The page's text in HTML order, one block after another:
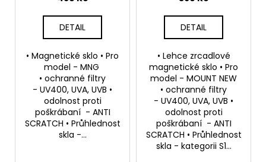
DETAIL
• Magnetické sklo • Pro
model - MNG
• ochranné filtry
- UV400, UVA, UVB •
odolnost proti
poškrábaní - ANTI
SCRATCH • Průhlednost
skla -...
DETAIL
• Lehce zrcadlové
magnetické sklo • Pro
model - MOUNT NEW
• ochranné filtry
- UV400, UVA, UVB •
odolnost proti
poškrábaní - ANTI
SCRATCH • Průhlednost
skla - kategorii S1...